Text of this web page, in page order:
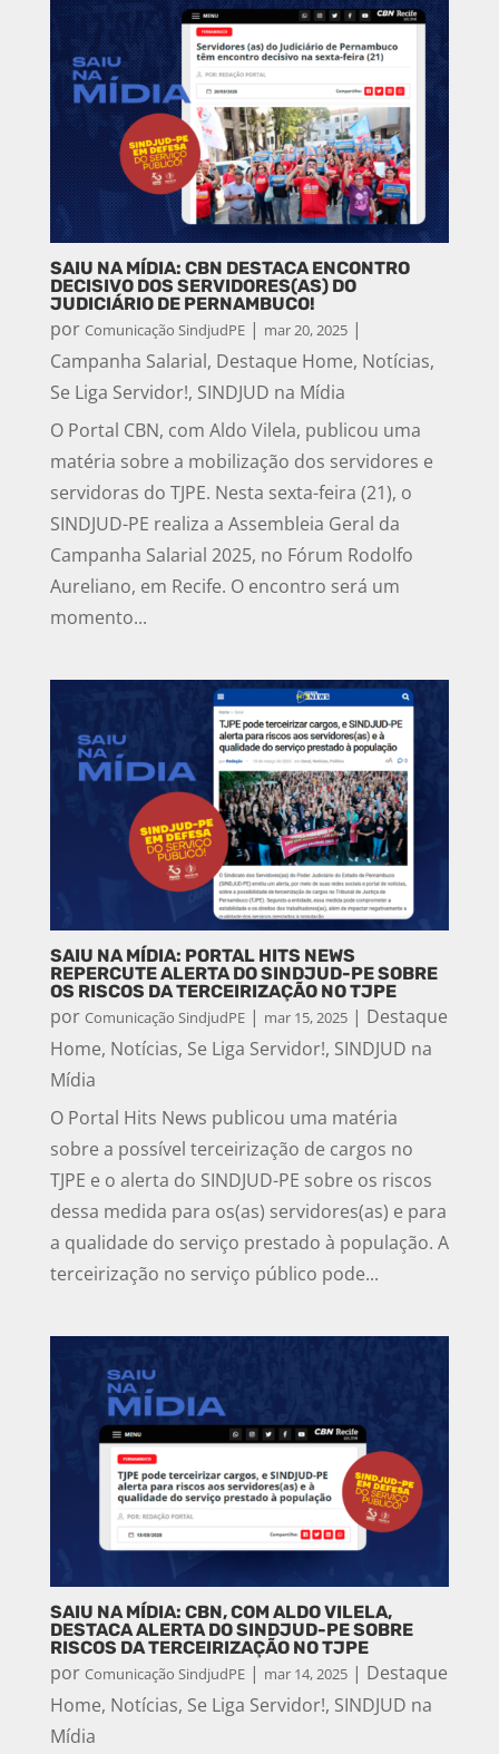
SAIU NA MÍDIA: CBN DESTACA ENCONTRO
DECISIVO DOS SERVIDORES(AS) DO
JUDICIÁRIO DE PERNAMBUCO!
por Comunicação SindjudPE| mar 20, 2025|
Campanha Salarial, Destaque Home, Notícias,
Se Liga Servidor!, SINDJUD na Mídia
O Portal CBN, com Aldo Vilela, publicou uma
matéria sobre a mobilização dos servidores e
servidoras do TJPE. Nesta sexta-feira (21), o
SINDJUD-PE realiza a Assembleia Geral da
Campanha Salarial 2025, no Fórum Rodolfo
Aureliano, em Recife. O encontro será um
momento...
SAIU NA MÍDIA: PORTAL HITS NEWS
REPERCUTE ALERTA DO SINDJUD-PE SOBRE
OS RISCOS DA TERCEIRIZAÇÃO NO TJPE
por Comunicação SindjudPE| mar 15, 2025| Destaque
Home, Notícias, Se Liga Servidor!, SINDJUD na
Mídia
O Portal Hits News publicou uma matéria
sobre a possível terceirização de cargos no
TJPE e o alerta do SINDJUD-PE sobre os riscos
dessa medida para os(as) servidores(as) e para
a qualidade do serviço prestado à população. A
terceirização no serviço público pode...
SAIU NA MÍDIA: CBN, COM ALDO VILELA,
DESTACA ALERTA DO SINDJUD-PE SOBRE
RISCOS DA TERCEIRIZAÇÃO NO TJPE
por Comunicação SindjudPE| mar 14, 2025| Destaque
Home, Notícias, Se Liga Servidor!, SINDJUD na
Mídia